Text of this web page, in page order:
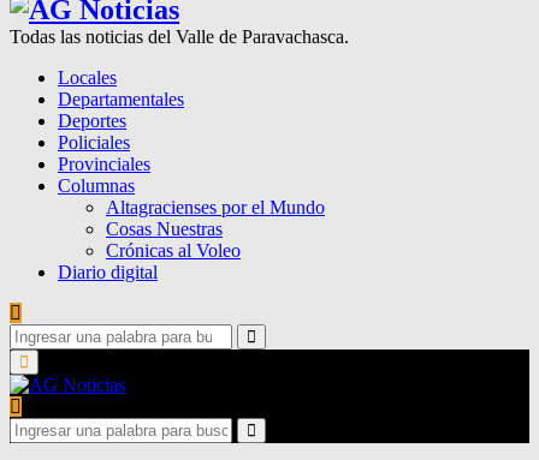
Todas las noticias del Valle de Paravachasca.
Locales
Departamentales
Deportes
Policiales
Provinciales
Columnas
Altagracienses por el Mundo
Cosas Nuestras
Crónicas al Voleo
Diario digital
Search
for:
Search
Primary
Menu
Search
for:
Search